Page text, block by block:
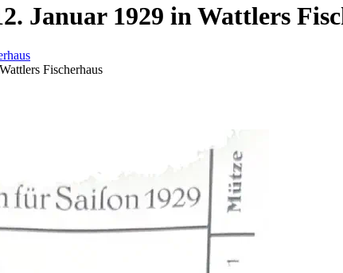
Januar 1929 in Wattlers
Fischerhaus